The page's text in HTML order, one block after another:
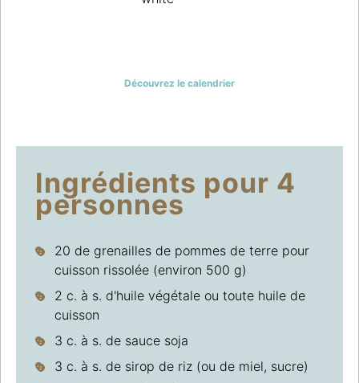
Découvrez le calendrier
Ingrédients pour 4
personnes
20 de grenailles de pommes de terre pour
cuisson rissolée (environ 500 g)
2 c. à s. d'huile végétale ou toute huile de
cuisson
3 c. à s. de sauce soja
3 c. à s. de sirop de riz (ou de miel, sucre)